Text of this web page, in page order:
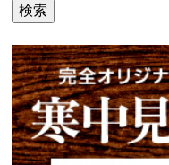
検索